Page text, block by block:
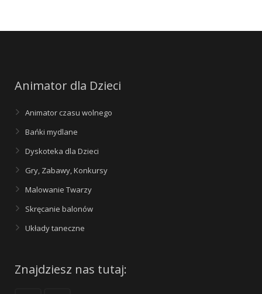
Animator dla Dzieci
Animator czasu wolnego
Bańki mydlane
Dyskoteka dla Dzieci
Gry, Zabawy, Konkursy
Malowanie Twarzy
Skręcanie balonów
Układy taneczne
Znajdziesz nas tutaj: